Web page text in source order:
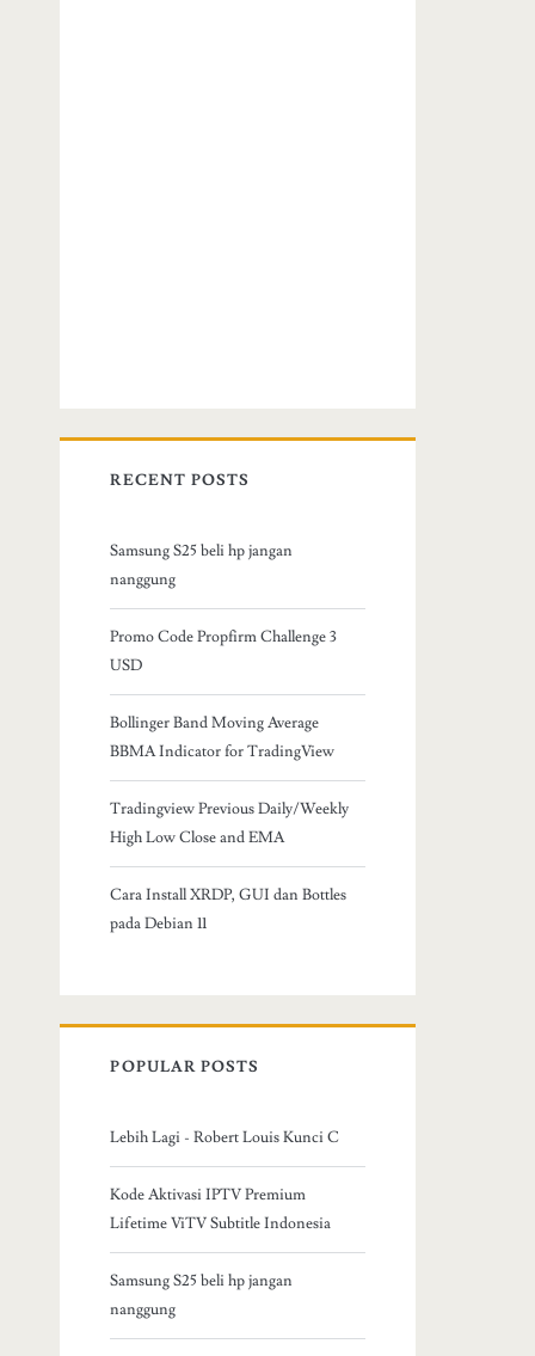
RECENT POSTS
Samsung S25 beli hp jangan
nanggung
Promo Code Propfirm Challenge 3
USD
Bollinger Band Moving Average
BBMA Indicator for TradingView
Tradingview Previous Daily/Weekly
High Low Close and EMA
Cara Install XRDP, GUI dan Bottles
pada Debian 11
POPULAR POSTS
Lebih Lagi - Robert Louis Kunci C
Kode Aktivasi IPTV Premium
Lifetime ViTV Subtitle Indonesia
Samsung S25 beli hp jangan
nanggung